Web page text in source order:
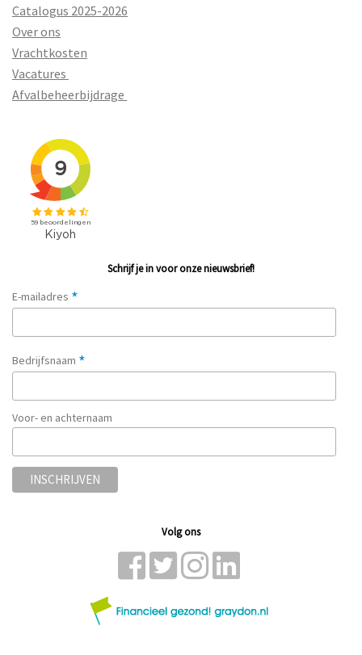
Catalogus 2025-2026
Over ons
Vrachtkosten
Vacatures
Afvalbeheerbijdrage
Schrijf je in voor onze nieuwsbrief!
E-mailadres *
Bedrijfsnaam *
Voor- en achternaam
Volg ons